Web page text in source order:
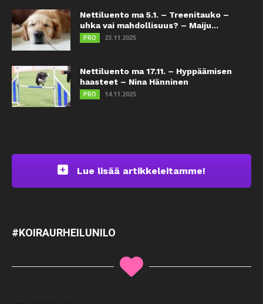
Nettiluento ma 5.1. – Treenitauko –
uhka vai mahdollisuus? – Maiju...
PRO 23.11.2025
Nettiluento ma 17.11. – Hyppäämisen
haasteet – Nina Hänninen
PRO 14.11.2025
Lue lisää artikkeleitamme!
#KOIRAURHEILUNILO